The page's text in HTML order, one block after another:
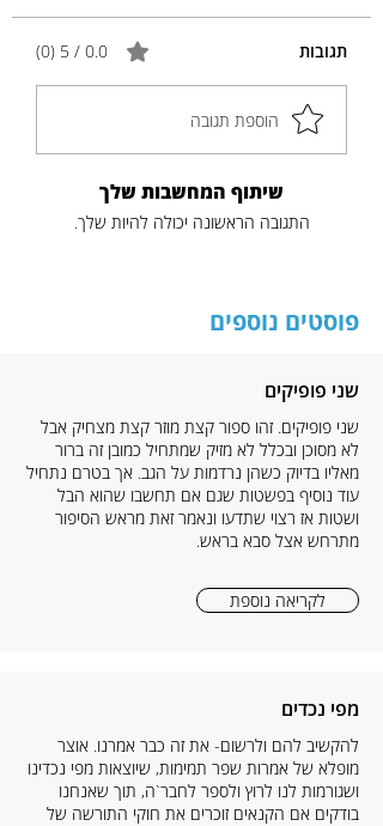
תגובות 0.0 / 5 ‏(0)
הוספת תגובה
שיתוף המחשבות שלך
התגובה הראשונה יכולה להיות שלך.
פוסטים נוספים
שני פופיקים
שני פופיקים. זהו ספור קצת מוזר קצת מצחיק אבל
לא מסוכן ובכלל לא מזיק שמתחיל כמובן זה ברור
מאליו בדיוק כשהן נרדמות על הגב. אך בטרם נתחיל
עוד נוסיף בפשטות שגם אם תחשבו שהוא הבל
ושטות אז רצוי שתדעו ונאמר זאת מראש הסיפור
מתרחש אצל סבא בראש.
לקריאה נוספת
מפי נכדים
להקשיב להם ולרשום- את זה כבר אמרנו. אוצר
מופלא של אמרות שפר תמימות, שיוצאות מפי נכדינו
ושגורמות לנו לרוץ ולספר לחבר`ה, תוך שאנחנו
בודקים אם הקנאים זוכרים את חוקי התורשה של